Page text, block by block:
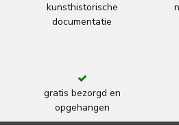
kunsthistorische
documentatie
gratis bezorgd en
opgehangen